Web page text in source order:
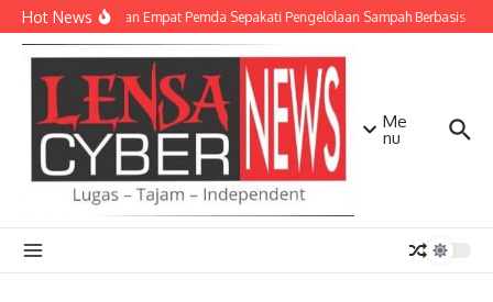
Lewati ke konten
Hot NewsTNI AD dan Empat Pemda Sepakati Pengelolaan Sampah Berbasis
Me
nu